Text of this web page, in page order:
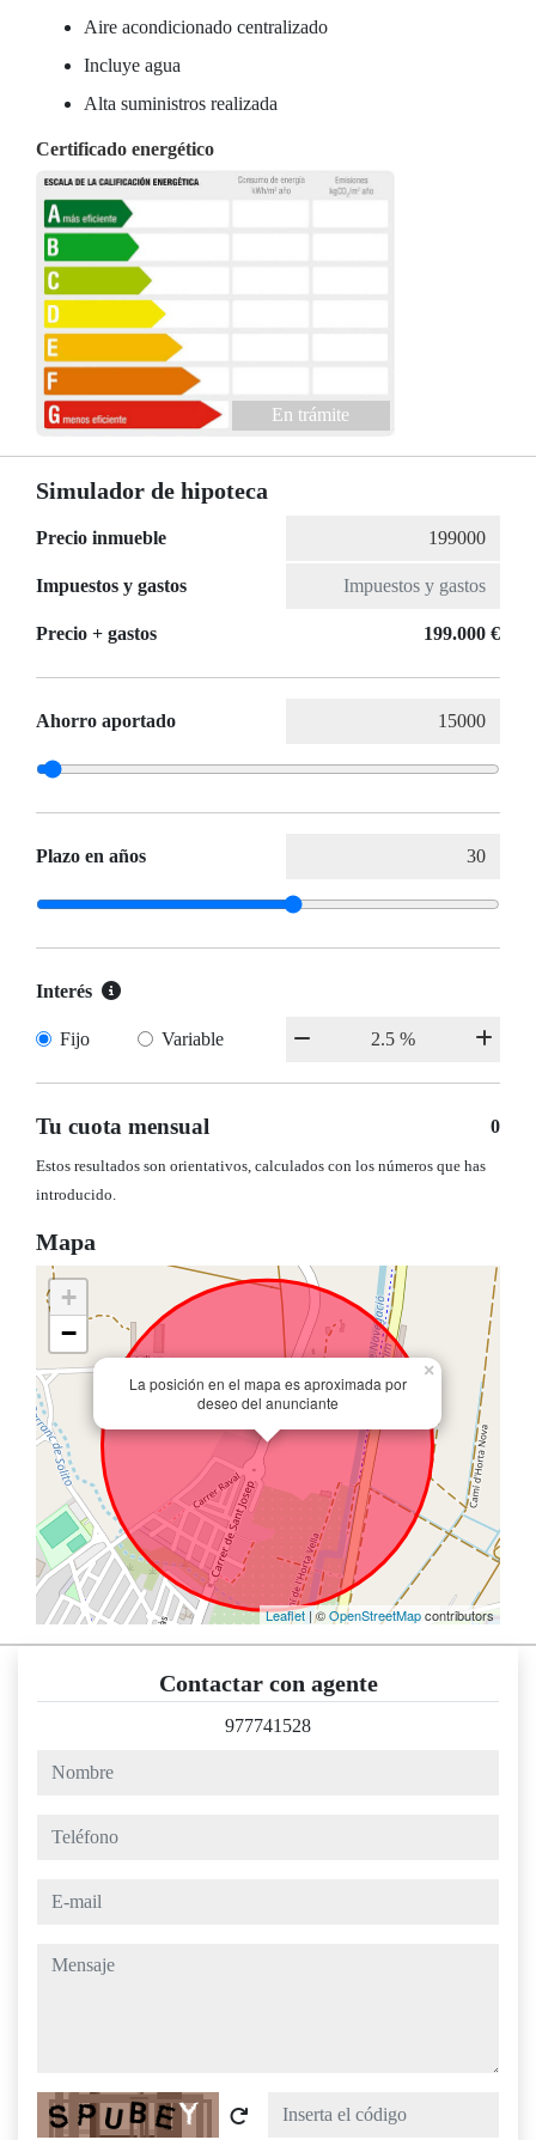
Aire acondicionado centralizado
Incluye agua
Alta suministros realizada
Certificado energético
En trámite
Simulador de hipoteca
Precio inmueble
Impuestos y gastos
Precio + gastos 199.000 €
Ahorro aportado
Plazo en años
Interés
Fijo Variable
Tu cuota mensual 0
Estos resultados son orientativos, calculados con los números que has
introducido.
Mapa
La posición en el mapa es aproximada por
deseo del anunciante
×
+
−
Leaflet | ©OpenStreetMapcontributors
Contactar con agente
977741528
nombre
teléfono
e-mail
mensaje
Captcha